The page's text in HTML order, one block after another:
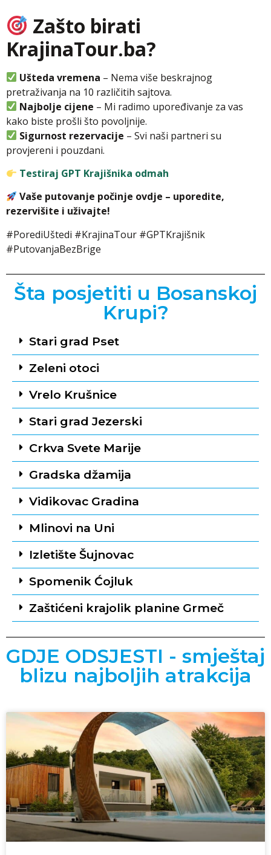
Zašto birati
KrajinaTour.ba?
Ušteda vremena – Nema više beskrajnog
pretraživanja na 10 različitih sajtova.
Najbolje cijene – Mi radimo upoređivanje za vas
kako biste prošli što povoljnije.
Sigurnost rezervacije – Svi naši partneri su
provjereni i pouzdani.
Testiraj GPT Krajišnika odmah
Vaše putovanje počinje ovdje – uporedite,
rezervišite i uživajte!
#PorediUštedi #KrajinaTour #GPTKrajišnik
#PutovanjaBezBrige
Šta posjetiti u Bosanskoj
Krupi?
Stari grad Pset
Zeleni otoci
Vrelo Krušnice
Stari grad Jezerski
Crkva Svete Marije
Gradska džamija
Vidikovac Gradina
Mlinovi na Uni
Izletište Šujnovac
Spomenik Ćojluk
Zaštićeni krajolik planine Grmeč
GDJE ODSJESTI - smještaj
blizu najboljih atrakcija